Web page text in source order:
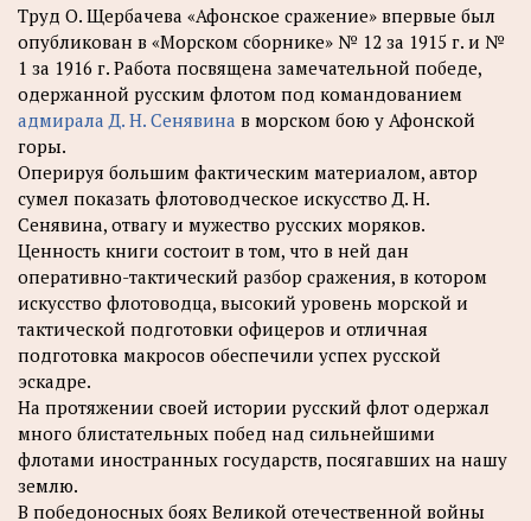
Труд О. Щербачева «Афонское сражение» впервые был
опубликован в «Морском сборнике» № 12 за 1915 г. и №
1 за 1916 г. Работа посвящена замечательной победе,
одержанной русским флотом под командованием
адмирала Д. Н. Сенявина в морском бою у Афонской
горы.
Оперируя большим фактическим материалом, автор
сумел показать флотоводческое искусство Д. Н.
Сенявина, отвагу и мужество русских моряков.
Ценность книги состоит в том, что в ней дан
оперативно-тактический разбор сражения, в котором
искусство флотоводца, высокий уровень морской и
тактической подготовки офицеров и отличная
подготовка макросов обеспечили успех русской
эскадре.
На протяжении своей истории русский флот одержал
много блистательных побед над сильнейшими
флотами иностранных государств, посягавших на нашу
землю.
В победоносных боях Великой отечественной войны